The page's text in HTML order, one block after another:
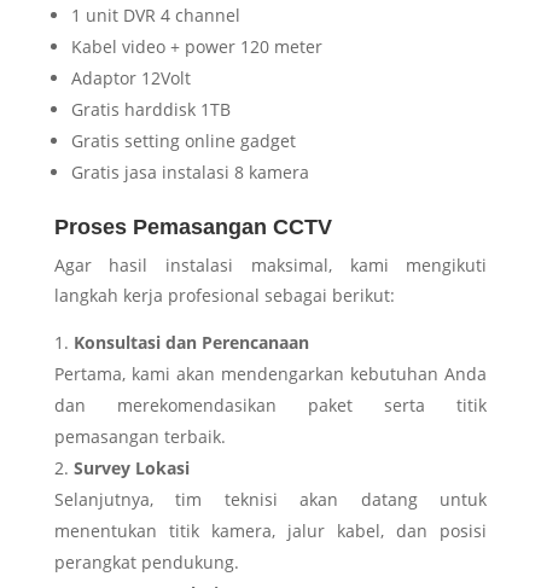
1 unit DVR 4 channel
Kabel video + power 120 meter
Adaptor 12Volt
Gratis harddisk 1TB
Gratis setting online gadget
Gratis jasa instalasi 8 kamera
Proses Pemasangan CCTV
Agar hasil instalasi maksimal, kami mengikuti
langkah kerja profesional sebagai berikut:
Konsultasi dan Perencanaan
Pertama, kami akan mendengarkan kebutuhan Anda
dan merekomendasikan paket serta titik
pemasangan terbaik.
Survey Lokasi
Selanjutnya, tim teknisi akan datang untuk
menentukan titik kamera, jalur kabel, dan posisi
perangkat pendukung.